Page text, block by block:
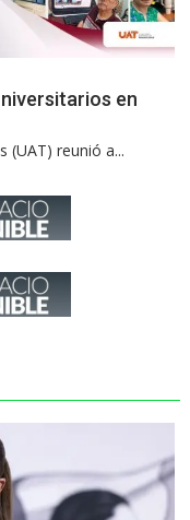
en
(UAT) reunió a...